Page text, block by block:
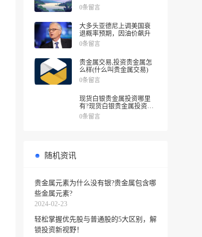
涨幅
0条留言
大多头亚德尼上调美国衰
退概率预期，因油价飙升
0条留言
贵金属交易,投资贵金属怎
么样(什么叫贵金属交易)
0条留言
现货白银贵金属投资哪里
有?现货白银贵金属投资被
诱导投资亏损
0条留言
随机资讯
贵金属元素为什么没有银?贵金属包含哪
些金属元素?
2024-02-23
轻松掌握优先股与普通股的5大区别，解
锁投资新视野！